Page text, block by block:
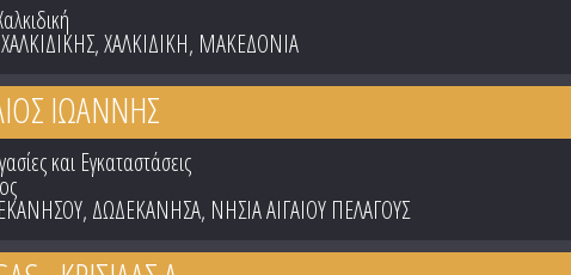
,ΧΑΛΚΙΔΙΚΗ, ΜΑΚΕΔΟΝΙΑ
ΙΩΑΝΝΗΣ
και Εγκαταστάσεις
, ΔΩΔΕΚΑΝΗΣΑ, ΝΗΣΙΑ ΑΙΓΑΙΟΥ ΠΕΛΑΓΟΥΣ